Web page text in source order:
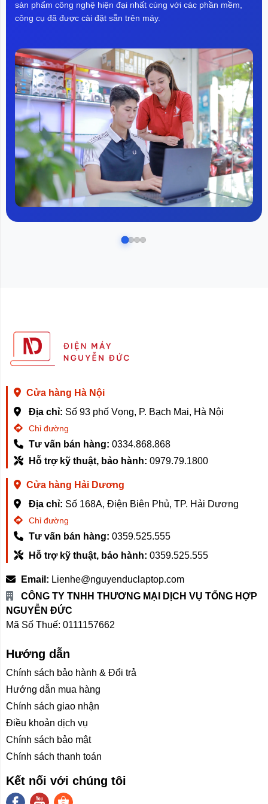
sản phẩm công nghệ hiện đại nhất cùng với các phần mềm,
công cụ đã được cài đặt sẵn trên máy.
Cửa hàng Hà Nội
Địa chỉ: Số 93 phố Vọng, P. Bạch Mai, Hà Nội
Chỉ đường
Tư vấn bán hàng: 0334.868.868
Hỗ trợ kỹ thuật, bảo hành: 0979.79.1800
Cửa hàng Hải Dương
Địa chỉ: Số 168A, Điện Biên Phủ, TP. Hải Dương
Chỉ đường
Tư vấn bán hàng: 0359.525.555
Hỗ trợ kỹ thuật, bảo hành: 0359.525.555
Email: Lienhe@nguyenduclaptop.com
CÔNG TY TNHH THƯƠNG MẠI DỊCH VỤ TỔNG HỢP
NGUYỄN ĐỨC
Mã Số Thuế: 0111157662
Hướng dẫn
Chính sách bảo hành & Đổi trả
Hướng dẫn mua hàng
Chính sách giao nhận
Điều khoản dịch vụ
Chính sách bảo mật
Chính sách thanh toán
Kết nối với chúng tôi